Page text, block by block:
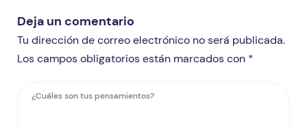
Deja un comentario
Tu dirección de correo electrónico no será publicada.
Los campos obligatorios están marcados con *